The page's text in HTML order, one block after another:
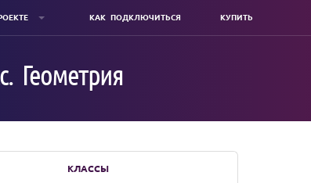
КАК ПОДКЛЮЧИТЬСЯ КУПИТЬ
Геометрия
КЛАССЫ